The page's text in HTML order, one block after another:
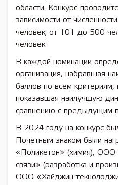
области. Конкурс
зависимости от
человек; от 101 до 500
человек.
В каждой номинации
организация, набравшая
баллов по всем критериям,
показавшая наилучшую
сравнению с предыдущим
В 2024 году на конкурс
Почетным знаком были
«Поликетон» (химия), ООО
связи» (разработка и
ООО «Хайджин